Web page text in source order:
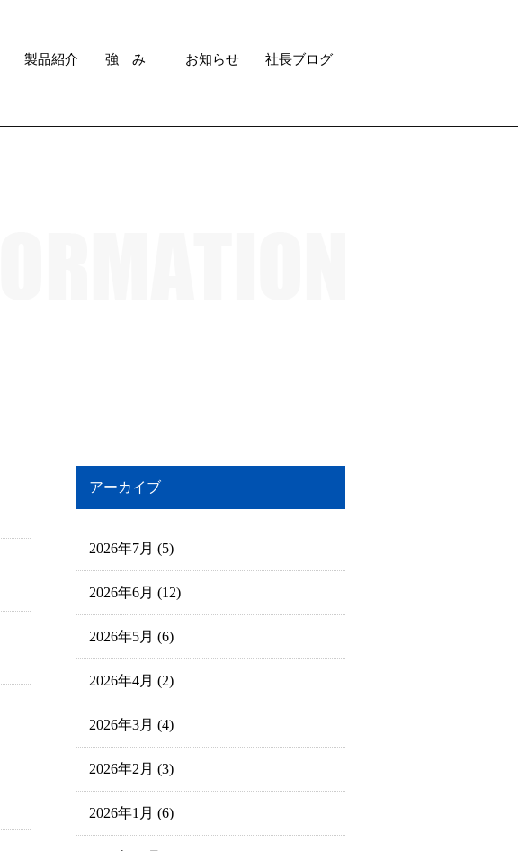
製品紹介 強 み お知らせ 社長ブログ
アーカイブ
2026年7月 (5)
2026年6月 (12)
2026年5月 (6)
2026年4月 (2)
2026年3月 (4)
2026年2月 (3)
2026年1月 (6)